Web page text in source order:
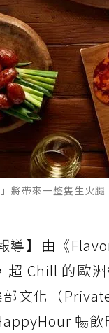
」將帶來一整隻生
導】由《
超 Chill 的歐
文化（
暢